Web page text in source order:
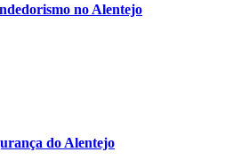
no Alentejo
do Alentejo